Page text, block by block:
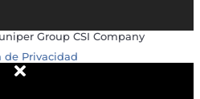
Group CSI Company
de Privacidad